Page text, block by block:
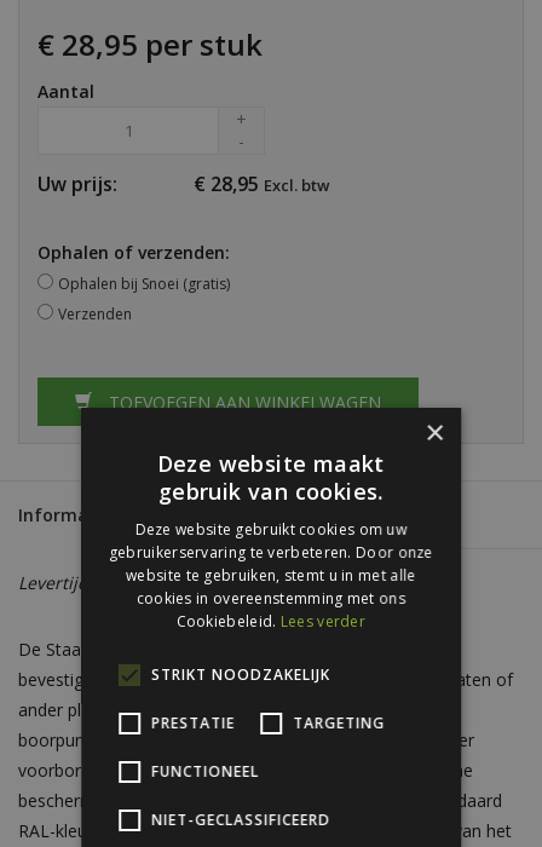
€ 28,95 per stuk
Aantal
+
-
Uw prijs: € 28,95 Excl. btw
Ophalen of verzenden:
Ophalen bij Snoei (gratis)
Verzenden
TOEVOEGEN AAN WINKELWAGEN
Informatie
Levertijd: Circa 5 - 7 werkdagen
De Staaltex-schroeven zijn speciaal ontwikkeld voor het
bevestigen van zetwerk en afwerklijsten op stalen golfplaten of
ander plaatmateriaal. Dankzij de korte lengte en scherpe
boorpunt bieden ze een snelle en stevige montage zonder
voorboren. De schroeven zijn verzinkt voor een duurzame
bescherming tegen corrosie en leverbaar in al onze standaard
RAL-kleuren, zodat ze esthetisch aansluiten bij de kleur van het
×
Deze website maakt
gebruik van cookies.
Deze website gebruikt cookies om uw
gebruikerservaring te verbeteren. Door onze
website te gebruiken, stemt u in met alle
cookies in overeenstemming met ons
Cookiebeleid. Lees verder
STRIKT NOODZAKELIJK
PRESTATIE TARGETING
FUNCTIONEEL
NIET-GECLASSIFICEERD